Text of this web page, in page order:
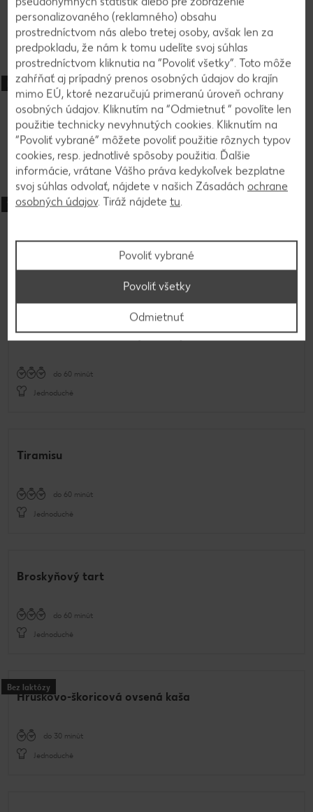
do 60 minút
Rafinované
Bez gluténu
Cestoviny s pomarančom a orechovým pestom
do 60 minút
Jednoduché
Vegetariánske
Jednoduché
Malinovo-kokosové trojuholníky
do 60 minút
Jednoduché
Tiramisu
do 60 minút
Jednoduché
Broskyňový tart
do 60 minút
Jednoduché
Bez laktózy
Hruškovo-škoricová ovsená kaša
do 30 minút
Jednoduché
personalizovaného (reklamného) obsahu
prostredníctvom nás alebo tretej osoby, avšak len za
predpokladu, že nám k tomu udelíte svoj súhlas
prostredníctvom kliknutia na “Povoliť všetky”. Toto môže
zahŕňať aj prípadný prenos osobných údajov do krajín
mimo EÚ, ktoré nezaručujú primeranú úroveň ochrany
osobných údajov. Kliknutím na “Odmietnuť ” povolíte len
použitie technicky nevyhnutých cookies. Kliknutím na
“Povoliť vybrané” môžete povoliť použitie rôznych typov
cookies, resp. jednotlivé spôsoby použitia. Ďalšie
informácie, vrátane Vášho práva kedykoľvek bezplatne
svoj súhlas odvolať, nájdete v našich Zásadách ochrane
osobných údajov. Tiráž nájdete tu.
Povoliť vybrané
Odmietnuť
Povoliť všetky